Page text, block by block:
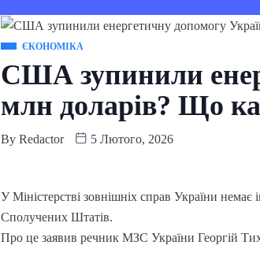
ЄКОНОМІКА
США зупинили
млн доларів? Що
By Redactor 5 Лютого, 2026
У Міністерстві зовнішніх справ України немає
Сполучених Штатів.
Про це заявив речник МЗС України Георгій